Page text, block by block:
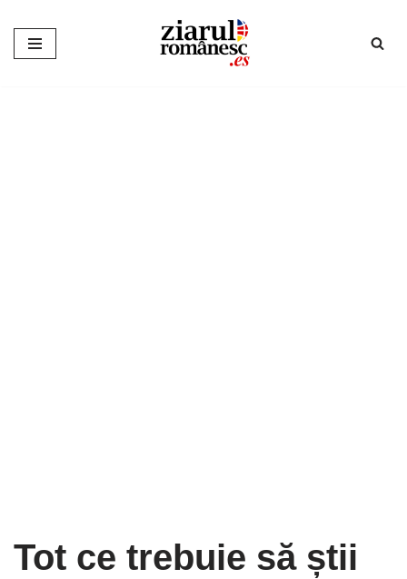
Sari
Tot ce trebuie să știi